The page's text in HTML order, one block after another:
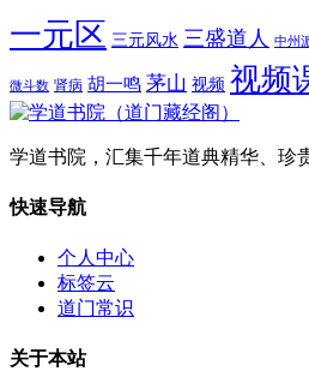
一元区 三元风水 三盛道人 中州
微斗数 肾病 胡一鸣 茅山 视频 视频
学道书院，汇集千年道典精华、珍
快速导航
个人中心
标签云
道门常识
关于本站